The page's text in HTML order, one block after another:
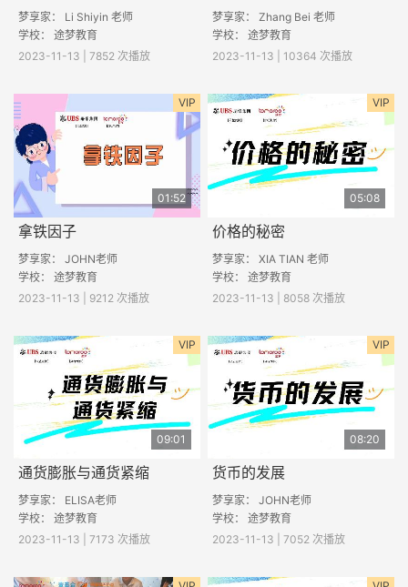
梦享家： Li Shiyin 老师
学校： 途梦教育
2023-11-13 | 7852 次播放
梦享家： Zhang Bei 老师
学校： 途梦教育
2023-11-13 | 10364 次播放
VIP
01:52
拿铁因子
梦享家： JOHN老师
学校： 途梦教育
2023-11-13 | 9212 次播放
VIP
05:08
价格的秘密
梦享家： XIA TIAN 老师
学校： 途梦教育
2023-11-13 | 8058 次播放
VIP
09:01
通货膨胀与通货紧缩
梦享家： ELISA老师
学校： 途梦教育
2023-11-13 | 7173 次播放
VIP
08:20
货币的发展
梦享家： JOHN老师
学校： 途梦教育
2023-11-13 | 7052 次播放